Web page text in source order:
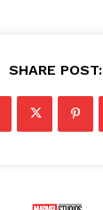
SHARE POST: